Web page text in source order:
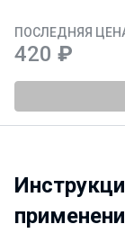
ПОСЛЕДНЯЯ
420 ₽